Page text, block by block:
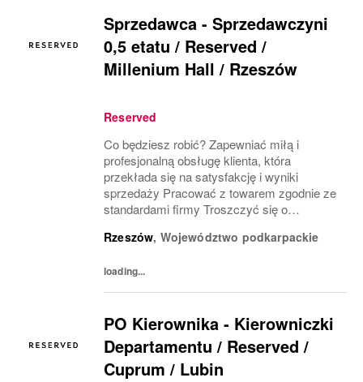
Sprzedawca - Sprzedawczyni
0,5 etatu / Reserved /
Millenium Hall / Rzeszów
Reserved
Co będziesz robić? Zapewniać miłą i
profesjonalną obsługę klienta, która
przekłada się na satysfakcję i wyniki
sprzedaży Pracować z towarem zgodnie ze
standardami firmy Troszczyć się o
(VM) z uwzględnieniem zasad i estetyki
Rzeszów, Województwo podkarpackie
loading...
PO Kierownika - Kierowniczki
Departamentu / Reserved /
Cuprum / Lubin​